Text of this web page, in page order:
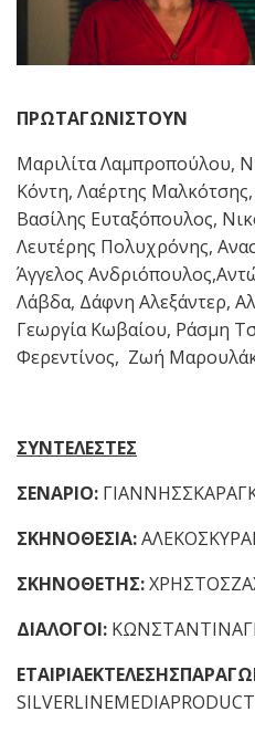
ΠΡΩΤΑΓΩΝΙΣΤΟΥΝ
Μαριλίτα Λαμπροπούλου,
Κόντη, Λαέρτης
Βασίλης Ευταξόπουλος,
Λευτέρης Πολυχρόνης,
Άγγελος
Λάβδα, Δάφνη Αλεξάντερ,
Γεωργία Κωβαίου, Ράσμη
Φερεντίνος, Ζωή
ΣΥΝΤΕΛΕΣΤΕΣ
ΣΕΝΑΡΙΟ:
ΣΚΗΝΟΘΕΣΙΑ:
ΣΚΗΝΟΘΕΤΗΣ:
ΔΙΑΛΟΓΟΙ: